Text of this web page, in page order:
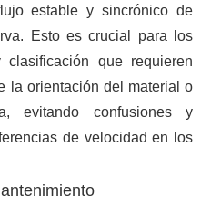
estable y sincrónico de
Esto es crucial para los
que requieren
la orientación del material o
evitando confusiones y
de velocidad en los